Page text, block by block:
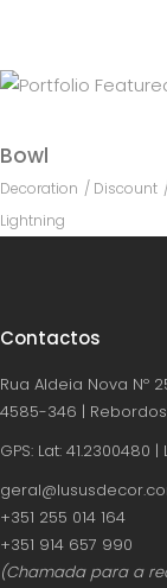
Bowl
Decoration Discount
Lightning
Contactos
Rua Aldeia Nova Nº
4585-346 |
GPS: Lat: 41.2300480
‪+351 255 014 164‬
‪+351 914 657 990
(Chamada para a